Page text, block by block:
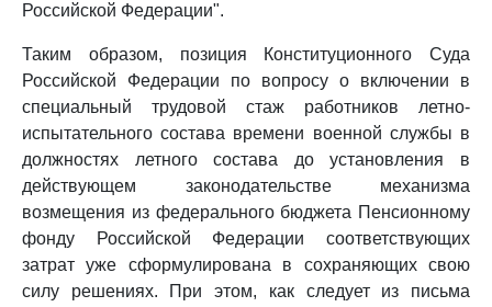
Российской Федерации".
Таким образом, позиция Конституционного Суда
Российской Федерации по вопросу о включении в
специальный трудовой стаж работников летно-
испытательного состава времени военной службы в
должностях летного состава до установления в
действующем законодательстве механизма
возмещения из федерального бюджета Пенсионному
фонду Российской Федерации соответствующих
затрат уже сформулирована в сохраняющих свою
силу решениях. При этом, как следует из письма